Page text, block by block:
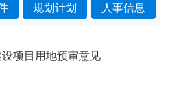
规划计划 人事信息
项目用地预审意见